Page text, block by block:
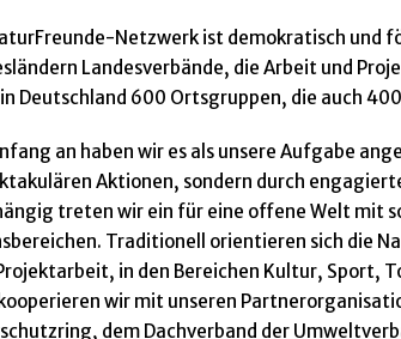
Netzwerk ist demokratisch und
Landesverbände, die Arbeit und
Deutschland 600 Ortsgruppen, die auch
an haben wir es als unsere Aufgabe
Aktionen, sondern durch
treten wir ein für eine offene Welt mit
Traditionell orientieren sich die
in den Bereichen Kultur, Sport,
wir mit unseren
dem Dachverband der